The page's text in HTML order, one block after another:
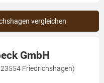
vergleichen
GmbH
Friedrichshagen)